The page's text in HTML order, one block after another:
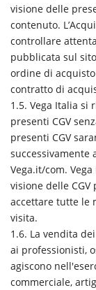
visione delle
contenuto.
controllare
pubblicata sul
ordine di
contratto di
1.5. Vega Italia
presenti CGV
presenti CGV
successivamente
Vega.it/com.
visione delle
accettare tutte le
visita.
1.6. La vendita
ai professionisti,
agiscono
commerciale,